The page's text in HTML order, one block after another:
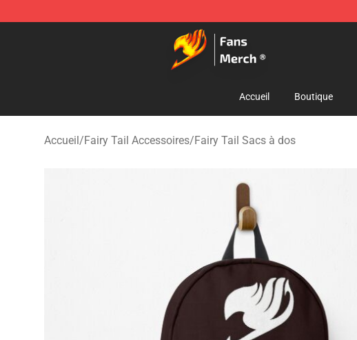
Fairy Tail Store - Official Fairy Tail Merchandise Shop
Accueil Boutique
Accueil/Fairy Tail Accessoires/Fairy Tail Sacs à dos